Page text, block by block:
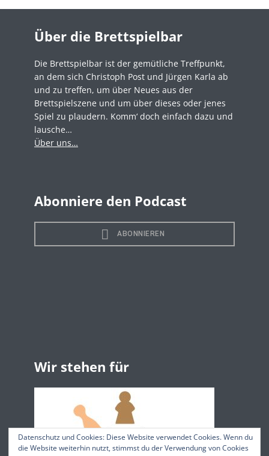
Über die Brettspielbar
Die Brettspielbar ist der gemütliche Treffpunkt,
an dem sich Christoph Post und Jürgen Karla ab
und zu treffen, um über Neues aus der
Brettspielszene und um über dieses oder jenes
Spiel zu plaudern. Komm‘ doch einfach dazu und
lausche…
Über uns…
Abonniere den Podcast
Wir stehen für
Datenschutz und Cookies: Diese Website verwendet Cookies. Wenn du
die Website weiterhin nutzt, stimmst du der Verwendung von Cookies